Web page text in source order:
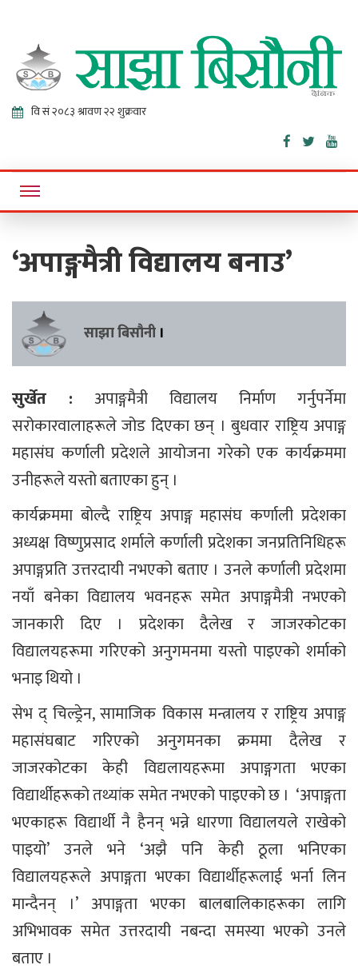
Sajha
Bisaunee
Online News Portal
‘अपाङ्गमैत्री विद्यालय बनाउ’
साझा बिसौनी ।
सुर्खेत : अपाङ्गमैत्री विद्यालय निर्माण गर्नुपर्नेमा
सरोकारवालाहरूले जोड दिएका छन् । बुधवार राष्ट्रिय अपाङ्ग
महासंघ कर्णाली प्रदेशले आयोजना गरेको एक कार्यक्रममा
उनीहरूले यस्तो बताएका हुन् ।
कार्यक्रममा बोल्दै राष्ट्रिय अपाङ्ग महासंघ कर्णाली प्रदेशका
अध्यक्ष विष्णुप्रसाद शर्माले कर्णाली प्रदेशका जनप्रतिनिधिहरू
अपाङ्गप्रति उत्तरदायी नभएको बताए । उनले कर्णाली प्रदेशमा
नयाँ बनेका विद्यालय भवनहरू समेत अपाङ्गमैत्री नभएको
जानकारी दिए । प्रदेशका दैलेख र जाजरकोटका
विद्यालयहरूमा गरिएको अनुगमनमा यस्तो पाइएको शर्माको
भनाइ थियो ।
सेभ द् चिल्ड्रेन, सामाजिक विकास मन्त्रालय र राष्ट्रिय अपाङ्ग
महासंघबाट गरिएको अनुगमनका क्रममा दैलेख र
जाजरकोटका केही विद्यलायहरूमा अपाङ्गगता भएका
विद्यार्थीहरूको तथ्यांक समेत नभएको पाइएको छ । ‘अपाङ्गता
भएकाहरू विद्यार्थी नै हैनन् भन्ने धारणा विद्यालयले राखेको
पाइयो’ उनले भने ‘अझै पनि केही ठूला भनिएका
विद्यालयहरूले अपाङ्गता भएका विद्यार्थीहरूलाई भर्ना लिन
मान्दैनन् ।’ अपाङ्गता भएका बालबालिकाहरूका लागि
अभिभावक समेत उत्तरदायी नबन्दा समस्या भएको उनले
बताए ।